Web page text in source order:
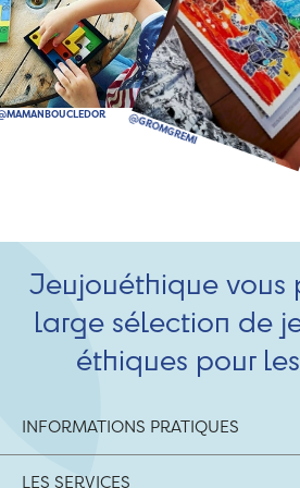
Jeujouéthique vous
large sélection de
éthiques pour
INFORMATIONS PRATIQUES
LES SERVICES